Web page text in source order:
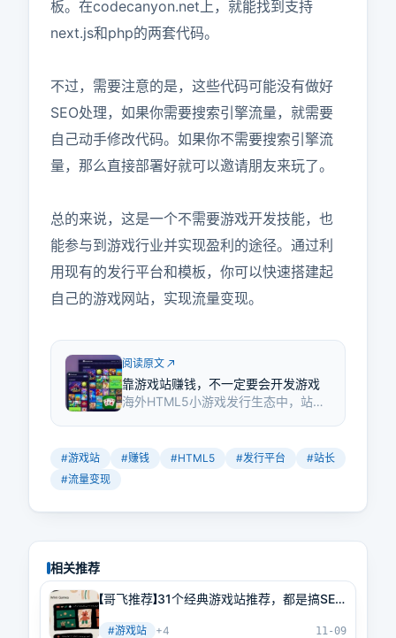
板。在codecanyon.net上，就能找到支持
next.js和php的两套代码。
不过，需要注意的是，这些代码可能没有做好
SEO处理，如果你需要搜索引擎流量，就需要
自己动手修改代码。如果你不需要搜索引擎流
量，那么直接部署好就可以邀请朋友来玩了。
总的来说，这是一个不需要游戏开发技能，也
能参与到游戏行业并实现盈利的途径。通过利
用现有的发行平台和模板，你可以快速搭建起
自己的游戏网站，实现流量变现。
阅读原文
靠游戏站赚钱，不一定要会开发游戏
海外HTML5小游戏发行生态中，站长
#游戏站 #赚钱 #HTML5 #发行平台 #站长
#流量变现
相关推荐
【哥飞推荐】31个经典游戏站推荐，都是搞SEO
#游戏站 +4 11-09